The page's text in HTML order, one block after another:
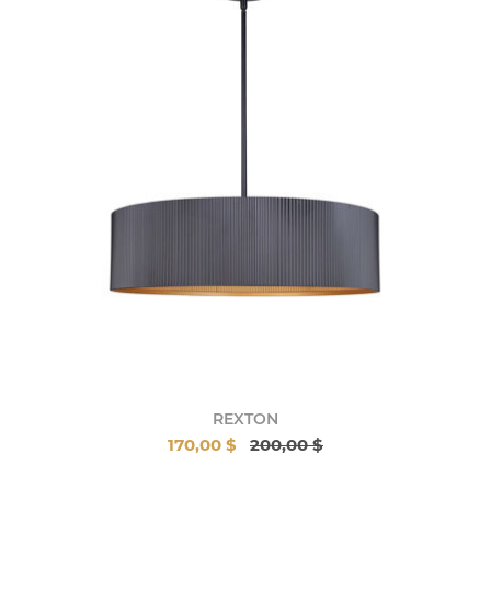
REXTON
170,00 $ 200,00 $